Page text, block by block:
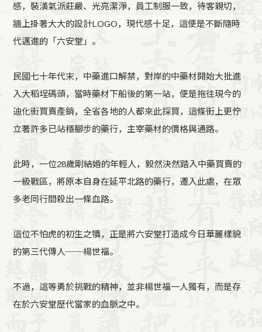
感，裝潢氣派莊嚴、光亮潔淨，員工制服一致，待客親切，
牆上掛著大大的設計LOGO，現代感十足，這便是不斷隨時
代邁進的「六安堂」。
民國七十年代末，中藥進口解禁，對岸的中藥材開始大批進
入大稻埕碼頭，當時藥材下船後的第一站，便是拖往現今的
迪化街買賣產銷，全省各地的人都來此採買，這條街上更佇
立著許多已站穩腳步的藥行，主宰藥材的價格與通路。
此時，一位28歲剛結婚的年輕人，毅然決然踏入中藥買賣的
一級戰區，將原本自身在延平北路的藥行，遷入此處，在眾
多老同行間殺出一條血路。
這位不怕虎的初生之犢，正是將六安堂打造成今日華麗樣貌
的第三代傳人──楊世福。
不過，這等勇於挑戰的精神，並非楊世福一人獨有，而是存
在於六安堂歷代當家的血脈之中。